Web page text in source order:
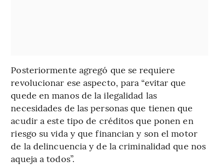
Posteriormente agregó que se requiere
revolucionar ese aspecto, para “evitar que
quede en manos de la ilegalidad las
necesidades de las personas que tienen que
acudir a este tipo de créditos que ponen en
riesgo su vida y que financian y son el motor
de la delincuencia y de la criminalidad que nos
aqueja a todos”.